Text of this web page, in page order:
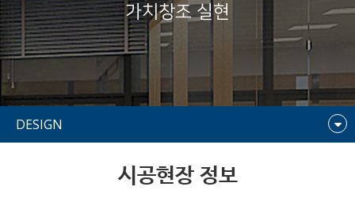
가치창조 실현
DESIGN
시공현장 정보